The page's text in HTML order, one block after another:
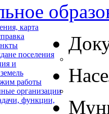
карта
поселения
и
работы
организации
функции,